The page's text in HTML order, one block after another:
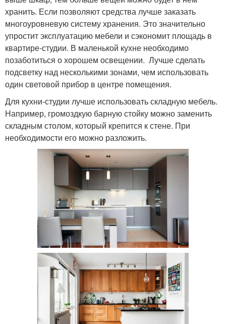
хранить. Если позволяют средства лучше заказать
многоуровневую систему хранения. Это значительно
упростит эксплуатацию мебели и сэкономит площадь в
квартире-студии. В маленькой кухне необходимо
позаботиться о хорошем освещении. Лучше сделать
подсветку над несколькими зонами, чем использовать
один световой прибор в центре помещения.
Для кухни-студии лучше использовать складную мебель.
Например, громоздкую барную стойку можно заменить
складным столом, который крепится к стене. При
необходимости его можно разложить.